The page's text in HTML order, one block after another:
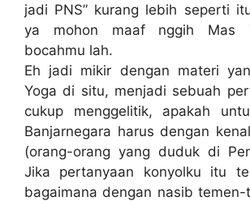
jadi PNS” kurang lebih seperti
ya mohon maaf nggih Mas
bocahmu lah.
Eh jadi mikir dengan materi
Yoga di situ, menjadi sebuah
cukup menggelitik, apakah
Banjarnegara harus dengan
(orang-orang yang duduk di
Jika pertanyaan konyolku itu
bagaimana dengan nasib temen-